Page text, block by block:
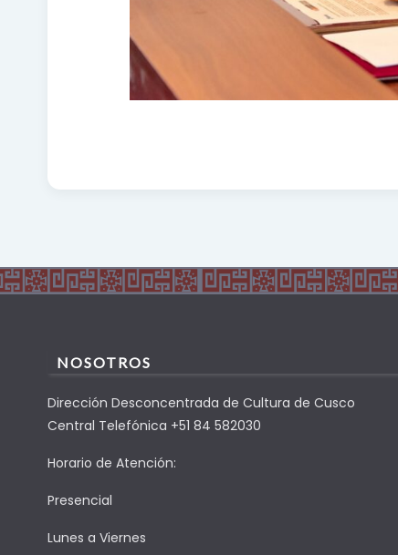
NOSOTROS
Dirección Desconcentrada de Cultura de Cusco
Central Telefónica +51 84 582030
Horario de Atención:
Presencial
Lunes a Viernes